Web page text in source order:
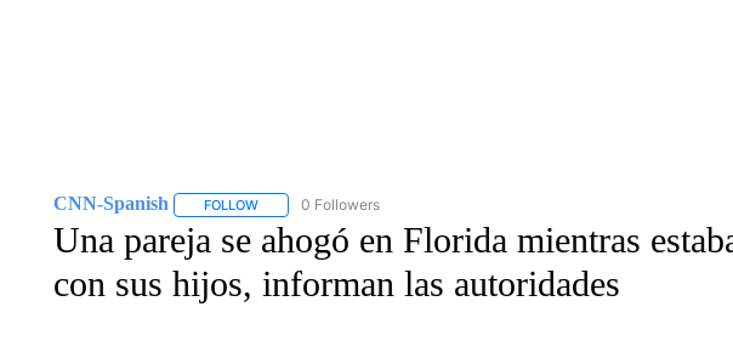
CNN-Spanish FOLLOWFOLLOW "CNN-SPANISH" TO RECEIVE NOTIFICATIONS ABOUT NEW
0 Followers
Una pareja se ahogó en Florida mientras
con sus hijos, informan las autoridades